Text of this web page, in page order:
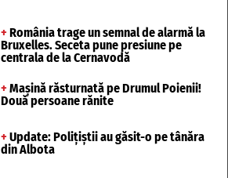
+ România trage un semnal de alarmă la
Bruxelles. Seceta pune presiune pe
centrala de la Cernavodă
+ Mașină răsturnată pe Drumul Poienii!
Două persoane rănite
+ Update: Polițiștii au găsit-o pe tânăra
din Albota